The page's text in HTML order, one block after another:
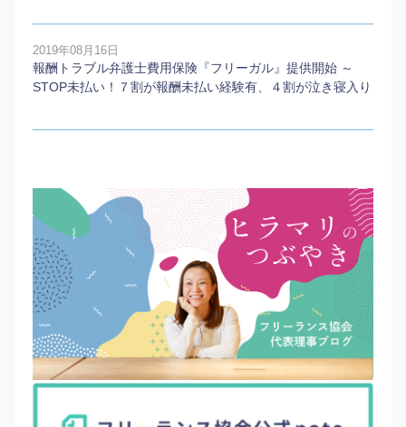
2019年08月16日
報酬トラブル弁護士費用保険『フリーガル』提供開始 ～
STOP未払い！７割が報酬未払い経験有、４割が泣き寝入り